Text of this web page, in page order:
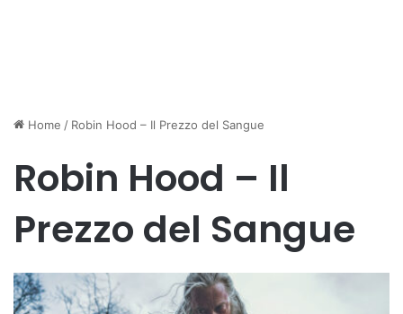
Home / Robin Hood – Il Prezzo del Sangue
Robin Hood – Il
Prezzo del Sangue